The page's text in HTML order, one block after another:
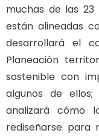
muchas de las
están alineadas
desarrollará el
Planeación
sostenible con
algunos de
analizará cómo
rediseñarse para